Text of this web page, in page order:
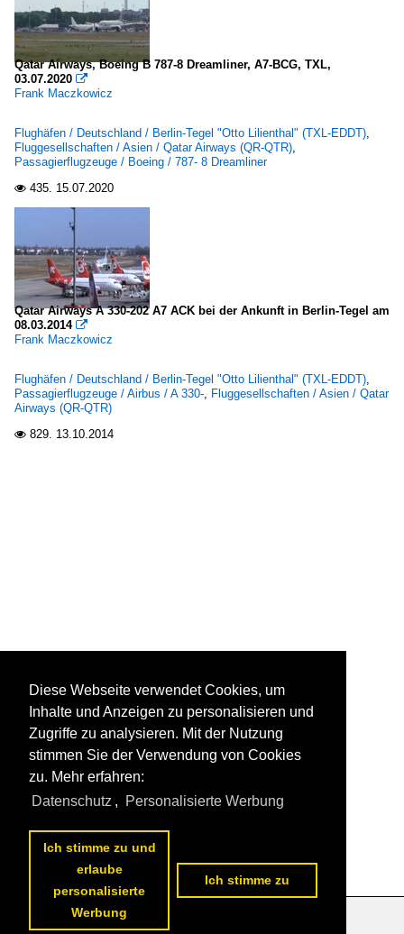
Qatar Airways, Boeing B 787-8 Dreamliner, A7-BCG, TXL,
03.07.2020 
Frank Maczkowicz
Flughäfen / Deutschland / Berlin-Tegel "Otto Lilienthal" (TXL-EDDT),
Fluggesellschaften / Asien / Qatar Airways (QR-QTR),
Passagierflugzeuge / Boeing / 787- 8 Dreamliner
 435. 15.07.2020
Qatar Airways A 330-202 A7 ACK bei der Ankunft in Berlin-Tegel am
08.03.2014 
Frank Maczkowicz
Flughäfen / Deutschland / Berlin-Tegel "Otto Lilienthal" (TXL-EDDT),
Passagierflugzeuge / Airbus / A 330-, Fluggesellschaften / Asien / Qatar
Airways (QR-QTR)
 829. 13.10.2014
Datenschutzerklärung
Diese Webseite verwendet Cookies, um
Inhalte und Anzeigen zu personalisieren und
Zugriffe zu analysieren. Mit der Nutzung
stimmen Sie der Verwendung von Cookies
zu. Mehr erfahren:
Datenschutz , Personalisierte Werbung
Ich stimme zu und
erlaube
personalisierte
Werbung
Ich stimme zu